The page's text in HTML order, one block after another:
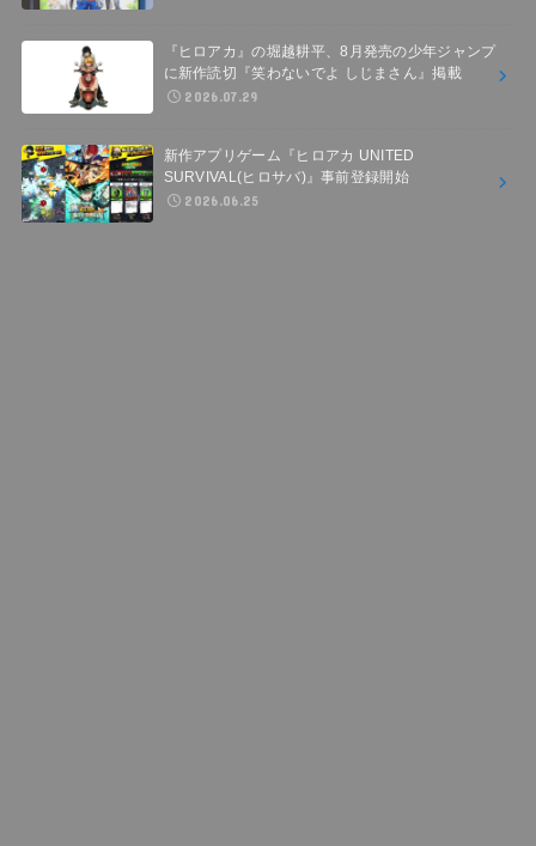
『ヒロアカ』の堀越耕平、8月発売の少年ジャンプ
に新作読切『笑わないでよ しじまさん』掲載
2026.07.29
新作アプリゲーム『ヒロアカ UNITED
SURVIVAL(ヒロサバ)』事前登録開始
2026.06.25